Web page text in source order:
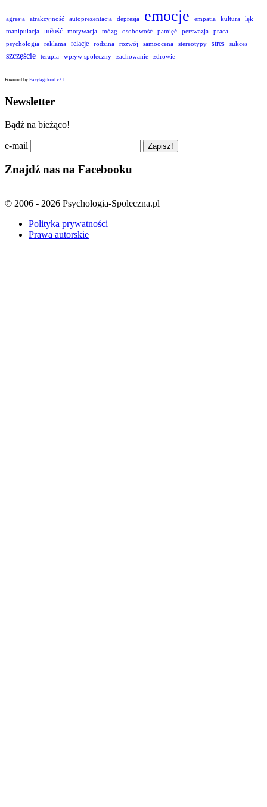
agresja atrakcyjność autoprezentacja depresja emocje empatia kultura
lęk
manipulacja
miłość motywacja mózg osobowość pamięć perswazja
praca
psychologia
reklama relacje rodzina rozwój samoocena stereotypy stres sukces
szczęście terapia wpływ społeczny zachowanie zdrowie
Powered by Easytagcloud v2.1
Newsletter
Bądź na bieżąco!
e-mail
Znajdź nas na Facebooku
© 2006 - 2026 Psychologia-Spoleczna.pl
Polityka prywatności
Prawa autorskie